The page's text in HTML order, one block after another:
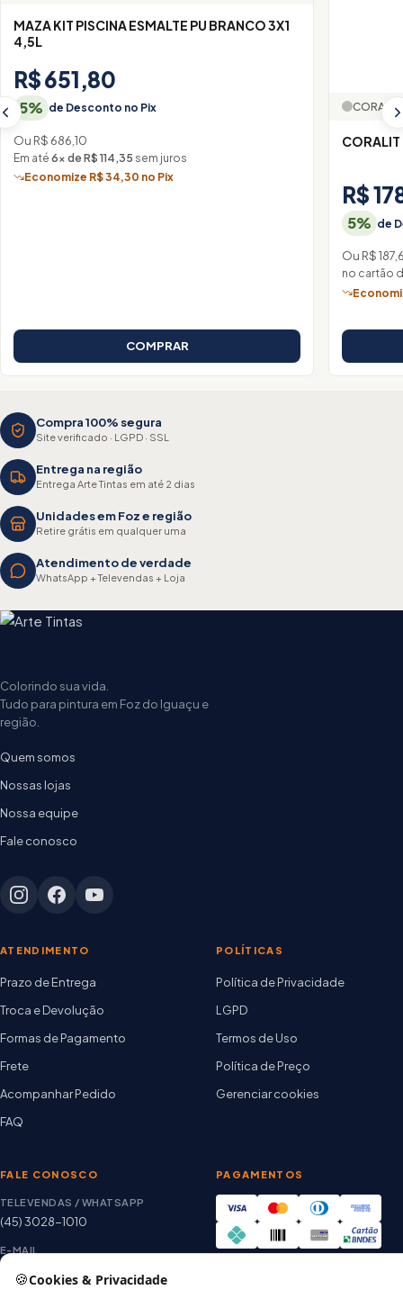
MAZA KIT PISCINA ESMALTE PU BRANCO 3X1
4,5L
R$ 651,80
5% de Desconto no Pix
Ou R$ 686,10
Em até 6× de R$ 114,35 sem juros
Economize R$ 34,30 no Pix
COMPRAR
CORAL
R$
5% de
Ou R$
no cartão
Compra 100% segura
Site verificado · LGPD · SSL
Entrega na região
Entrega Arte Tintas em até 2 dias
Unidades em Foz e região
Retire grátis em qualquer uma
Atendimento de verdade
WhatsApp + Televendas + Loja
Colorindo sua vida.
Tudo para pintura em Foz do Iguaçu e
região.
Quem somos
Nossas lojas
Nossa equipe
Fale conosco
ATENDIMENTO
Prazo de Entrega
Troca e Devolução
Formas de Pagamento
Frete
Acompanhar Pedido
FAQ
POLÍTICAS
Política de Privacidade
LGPD
Termos de Uso
Política de Preço
Gerenciar cookies
FALE CONOSCO
TELEVENDAS / WHATSAPP
(45) 3028-1010
E-MAIL
PAGAMENTOS
🍪Cookies & Privacidade